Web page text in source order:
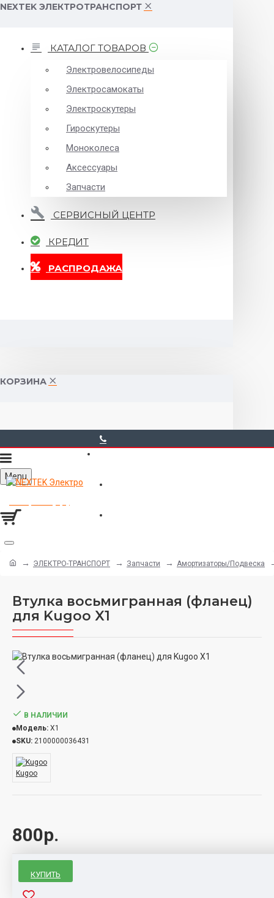
NEXTEK ЭЛЕКТРОТРАНСПОРТ
КАТАЛОГ ТОВАРОВ
Электровелосипеды
Электросамокаты
Электроскутеры
Гироскутеры
Моноколеса
Аксессуары
Запчасти
СЕРВИСНЫЙ ЦЕНТР
КРЕДИТ
РАСПРОДАЖА
КОРЗИНА
Menu
ЭЛЕКТРО-ТРАНСПОРТ Запчасти Амортизаторы/Подвеска
Втулка восьмигранная (фланец)
для Kugoo X1
800р.
В НАЛИЧИИ
Модель: X1
SKU: 2100000036431
Kugoo
КУПИТЬ